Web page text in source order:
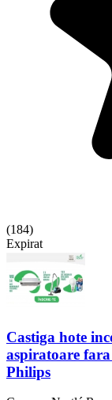
(184)
Expirat
Castiga hote
aspiratoare
Philips